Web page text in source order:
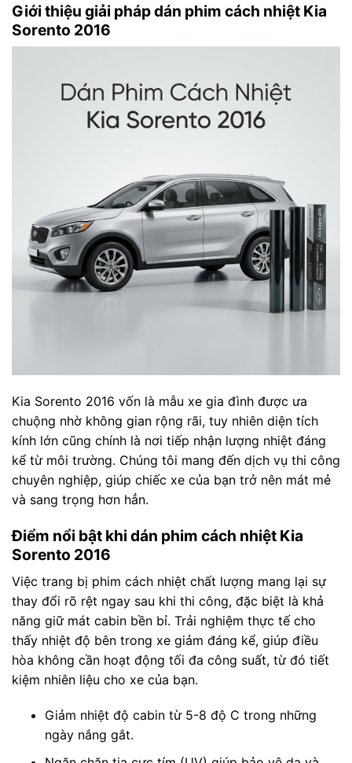
Giới thiệu giải pháp dán phim cách nhiệt Kia
Sorento 2016
Kia Sorento 2016 vốn là mẫu xe gia đình được ưa
chuộng nhờ không gian rộng rãi, tuy nhiên diện tích
kính lớn cũng chính là nơi tiếp nhận lượng nhiệt đáng
kể từ môi trường. Chúng tôi mang đến dịch vụ thi công
chuyên nghiệp, giúp chiếc xe của bạn trở nên mát mẻ
và sang trọng hơn hẳn.
Điểm nổi bật khi dán phim cách nhiệt Kia
Sorento 2016
Việc trang bị phim cách nhiệt chất lượng mang lại sự
thay đổi rõ rệt ngay sau khi thi công, đặc biệt là khả
năng giữ mát cabin bền bỉ. Trải nghiệm thực tế cho
thấy nhiệt độ bên trong xe giảm đáng kể, giúp điều
hòa không cần hoạt động tối đa công suất, từ đó tiết
kiệm nhiên liệu cho xe của bạn.
Giảm nhiệt độ cabin từ 5-8 độ C trong những
ngày nắng gắt.